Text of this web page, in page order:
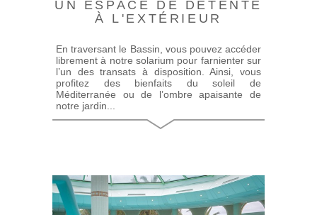
UN ESPACE DE DÉTENTE
À L'EXTÉRIEUR
En traversant le Bassin, vous pouvez accéder
librement à notre solarium pour farnienter sur
l’un des transats à disposition. Ainsi, vous
profitez des bienfaits du soleil de
Méditerranée ou de l’ombre apaisante de
notre jardin...